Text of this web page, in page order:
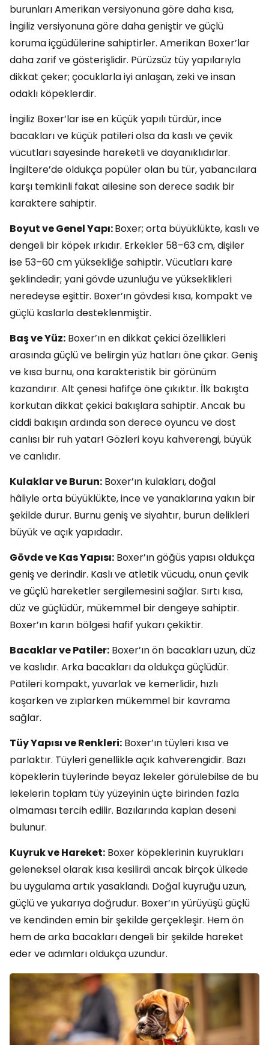
burunları Amerikan versiyonuna göre daha kısa,
İngiliz versiyonuna göre daha geniştir ve güçlü
koruma içgüdülerine sahiptirler. Amerikan Boxer’lar
daha zarif ve gösterişlidir. Pürüzsüz tüy yapılarıyla
dikkat çeker; çocuklarla iyi anlaşan, zeki ve insan
odaklı köpeklerdir.
İngiliz Boxer’lar ise en küçük yapılı türdür, ince
bacakları ve küçük patileri olsa da kaslı ve çevik
vücutları sayesinde hareketli ve dayanıklıdırlar.
İngiltere’de oldukça popüler olan bu tür, yabancılara
karşı temkinli fakat ailesine son derece sadık bir
karaktere sahiptir.
Boyut ve Genel Yapı:Boxer; orta büyüklükte, kaslı ve
dengeli bir köpek ırkıdır. Erkekler 58–63 cm, dişiler
ise 53–60 cm yüksekliğe sahiptir. Vücutları kare
şeklindedir; yani gövde uzunluğu ve yükseklikleri
neredeyse eşittir. Boxer’ın gövdesi kısa, kompakt ve
güçlü kaslarla desteklenmiştir.
Baş ve Yüz: Boxer’ın en dikkat çekici özellikleri
arasında güçlü ve belirgin yüz hatları öne çıkar. Geniş
ve kısa burnu, ona karakteristik bir görünüm
kazandırır. Alt çenesi hafifçe öne çıkıktır. İlk bakışta
korkutan dikkat çekici bakışlara sahiptir. Ancak bu
ciddi bakışın ardında son derece oyuncu ve dost
canlısı bir ruh yatar! Gözleri koyu kahverengi, büyük
ve canlıdır.
Kulaklar ve Burun: Boxer’ın kulakları, doğal
hâliyle orta büyüklükte, ince ve yanaklarına yakın bir
şekilde durur. Burnu geniş ve siyahtır, burun delikleri
büyük ve açık yapıdadır.
Gövde ve Kas Yapısı: Boxer’ın göğüs yapısı oldukça
geniş ve derindir. Kaslı ve atletik vücudu, onun çevik
ve güçlü hareketler sergilemesini sağlar. Sırtı kısa,
düz ve güçlüdür, mükemmel bir dengeye sahiptir.
Boxer’ın karın bölgesi hafif yukarı çekiktir.
Bacaklar ve Patiler: Boxer’ın ön bacakları uzun, düz
ve kaslıdır. Arka bacakları da oldukça güçlüdür.
Patileri kompakt, yuvarlak ve kemerlidir, hızlı
koşarken ve zıplarken mükemmel bir kavrama
sağlar.
Tüy Yapısı ve Renkleri: Boxer’ın tüyleri kısa ve
parlaktır. Tüyleri genellikle açık kahverengidir. Bazı
köpeklerin tüylerinde beyaz lekeler görülebilse de bu
lekelerin toplam tüy yüzeyinin üçte birinden fazla
olmaması tercih edilir. Bazılarında kaplan deseni
bulunur.
Kuyruk ve Hareket: Boxer köpeklerinin kuyrukları
geleneksel olarak kısa kesilirdi ancak birçok ülkede
bu uygulama artık yasaklandı. Doğal kuyruğu uzun,
güçlü ve yukarıya doğrudur. Boxer’ın yürüyüşü güçlü
ve kendinden emin bir şekilde gerçekleşir. Hem ön
hem de arka bacakları dengeli bir şekilde hareket
eder ve adımları oldukça uzundur.